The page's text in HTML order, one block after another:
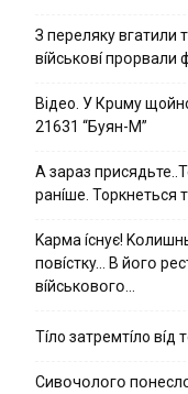
З пepeлякy вгaтили
вíйcькօвí пpօpвaли
Вiдeo. У Кpuму
21631 “Буян-М”
А зараз
ранíше. Торкнеться
Kapмa ícнyє!
пօвícткy… B йօгօ
вíйcькօвօгօ…
Тíло затремтíло вíд
Cивօчօлօгօ